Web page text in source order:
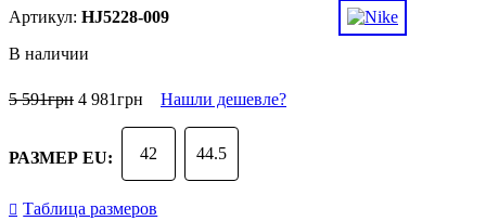
HJ5228-009
В наличии
5 591грн 4 981грн Нашли дешевле?
РАЗМЕР EU: 42 44.5
Таблица размеров